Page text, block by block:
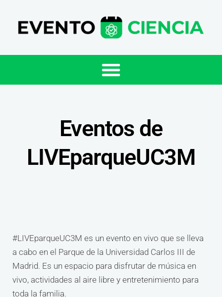
Eventos de
LIVEparqueUC3M
#LIVEparqueUC3M es un evento en vivo que se lleva
a cabo en el Parque de la Universidad Carlos III de
Madrid. Es un espacio para disfrutar de música en
vivo, actividades al aire libre y entretenimiento para
toda la familia.